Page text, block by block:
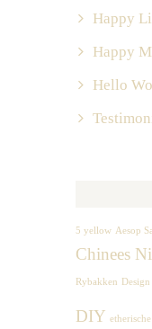
Happy
Happy
Hello
5 yellow Aesop
Chinees
Rybakken
DIY